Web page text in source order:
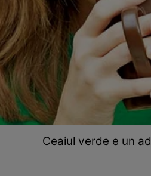
Ceaiul verde e un